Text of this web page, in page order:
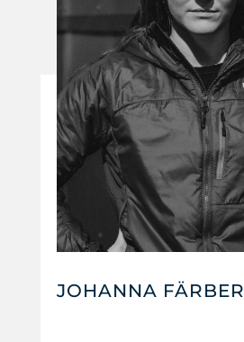
JOHANNA FÄRBER